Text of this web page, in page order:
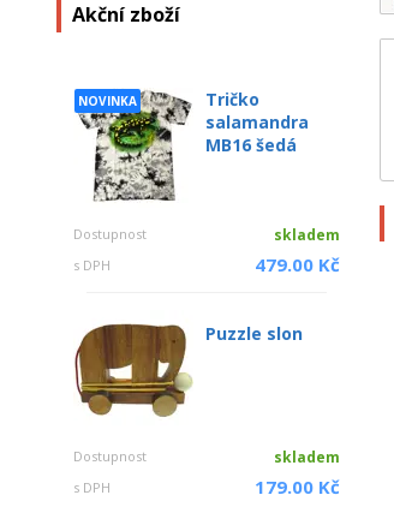
Akční zboží
NOVINKA
Tričko
salamandra
MB16 šedá
Dostupnost skladem
s DPH 479.00 Kč
Puzzle slon
Dostupnost skladem
s DPH 179.00 Kč